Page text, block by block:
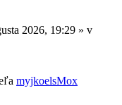
2026, 19:29 » v
myjkoelsMox